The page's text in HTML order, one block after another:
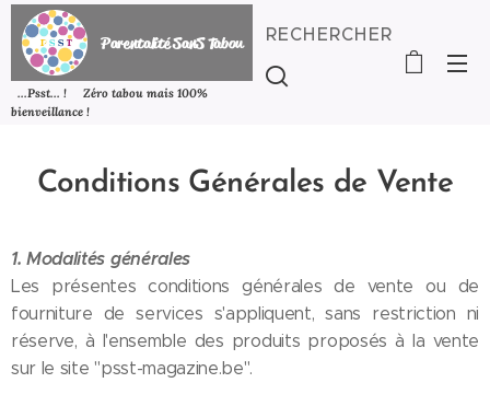
Parentalité SanSTabou
...Psst... ! Zéro tabou mais 100%
bienveillance !
RECHERCHER
Conditions Générales de Vente
1. Modalités générales
Les présentes conditions générales de vente ou de
fourniture de services s'appliquent, sans restriction ni
réserve, à l'ensemble des produits proposés à la vente
sur le site "psst-magazine.be".